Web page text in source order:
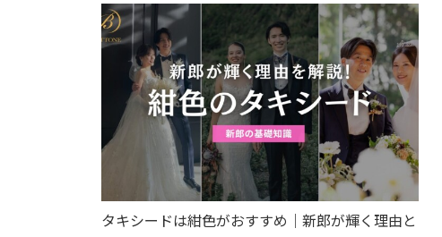
タキシードは紺色がおすすめ｜新郎が輝く理由と